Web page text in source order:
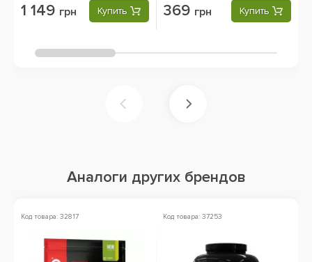
1 149 грн Купить 369 грн Купить
Аналоги других брендов
Код товара: 32817 Код товара: 37253